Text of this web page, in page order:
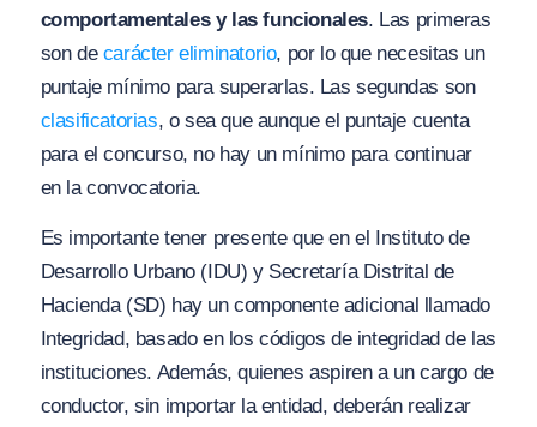
comportamentales y las funcionales. Las primeras
son de carácter eliminatorio, por lo que necesitas un
puntaje mínimo para superarlas. Las segundas son
clasificatorias, o sea que aunque el puntaje cuenta
para el concurso, no hay un mínimo para continuar
en la convocatoria.
Es importante tener presente que en el Instituto de
Desarrollo Urbano (IDU) y Secretaría Distrital de
Hacienda (SD) hay un componente adicional llamado
Integridad, basado en los códigos de integridad de las
instituciones. Además, quienes aspiren a un cargo de
conductor, sin importar la entidad, deberán realizar